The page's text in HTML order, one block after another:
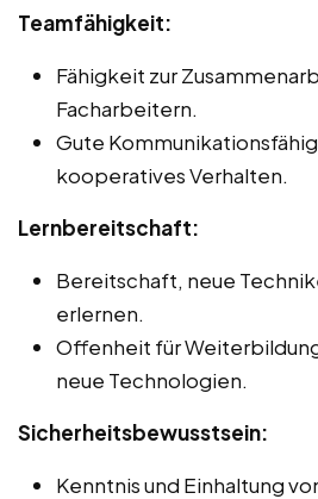
Teamfähigkeit:
Fähigkeit zur
Facharbeitern.
Gute
kooperatives Verhalten.
Lernbereitschaft:
Bereitschaft, neue
erlernen.
Offenheit für
neue Technologien.
Sicherheitsbewusstsein:
Kenntnis und Einhaltung